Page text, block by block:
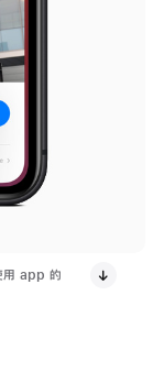
用 app 的